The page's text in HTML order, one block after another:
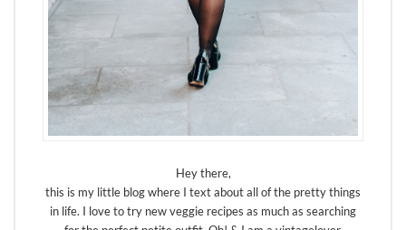
Hey there,
this is my little blog where I text about all of the pretty things
in life. I love to try new veggie recipes as much as searching